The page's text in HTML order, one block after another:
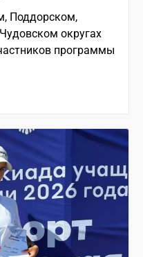
Поддорском,
округах
программы